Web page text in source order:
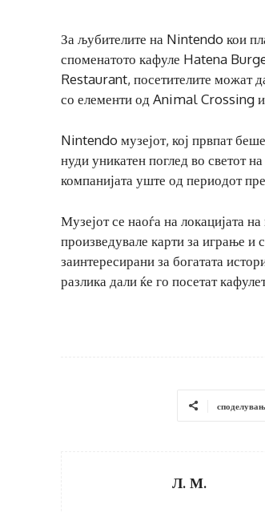
За љубителите на Nintendo кои
споменатото кафуле Hatena
Restaurant, посетителите можат
со елементи од Animal Crossing
Nintendo музејот, кој првпат
нуди уникатен поглед во светот
компанијата уште од периодот
Музејот се наоѓа на локацијата
произведувале карти за играње и
заинтересирани за богатата
разлика дали ќе го посетат
Л. М.